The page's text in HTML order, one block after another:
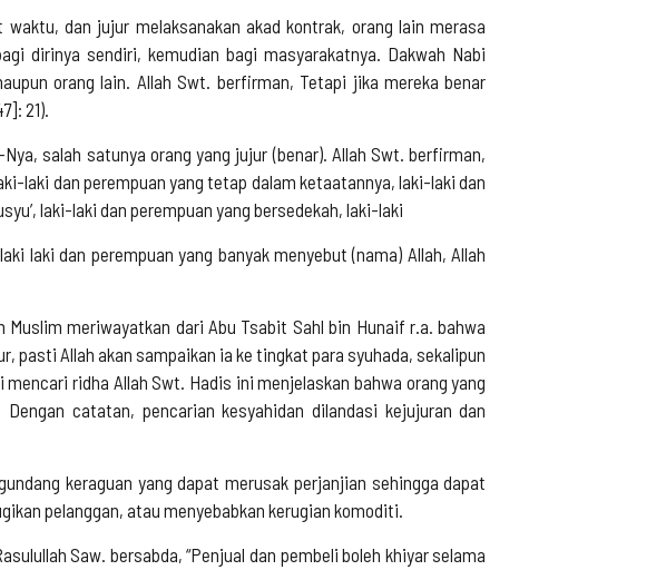
dan jujur melaksanakan akad kontrak, orang lain merasa
dirinya sendiri, kemudian bagi masyarakatnya. Dakwah Nabi
orang lain. Allah Swt. berfirman, Tetapi jika mereka benar
21).
salah satunya orang yang jujur (benar). Allah Swt. berfirman,
laki dan perempuan yang tetap dalam ketaatannya, laki-laki dan
laki-laki dan perempuan yang bersedekah, laki-laki
laki dan perempuan yang banyak menyebut (nama) Allah, Allah
meriwayatkan dari Abu Tsabit Sahl bin Hunaif r.a. bahwa
pasti Allah akan sampaikan ia ke tingkat para syuhada, sekalipun
ridha Allah Swt. Hadis ini menjelaskan bahwa orang yang
catatan, pencarian kesyahidan dilandasi kejujuran dan
keraguan yang dapat merusak perjanjian sehingga dapat
pelanggan, atau menyebabkan kerugian komoditi.
Saw. bersabda, “Penjual dan pembeli boleh khiyar selama